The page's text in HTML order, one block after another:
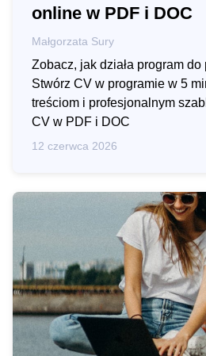
online w PDF i DOC
Małgorzata Sury
Zobacz, jak działa program
Stwórz CV w programie w 5
treściom i profesjonalnym
CV w PDF i DOC
12 czerwca 2026